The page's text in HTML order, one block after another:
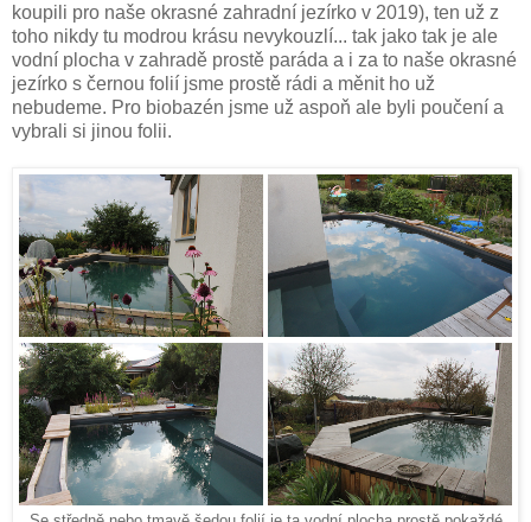
koupili pro naše okrasné zahradní jezírko v 2019), ten už z
toho nikdy tu modrou krásu nevykouzlí... tak jako tak je ale
vodní plocha v zahradě prostě paráda a i za to naše okrasné
jezírko s černou folií jsme prostě rádi a měnit ho už
nebudeme. Pro biobazén jsme už aspoň ale byli poučení a
vybrali si jinou folii.